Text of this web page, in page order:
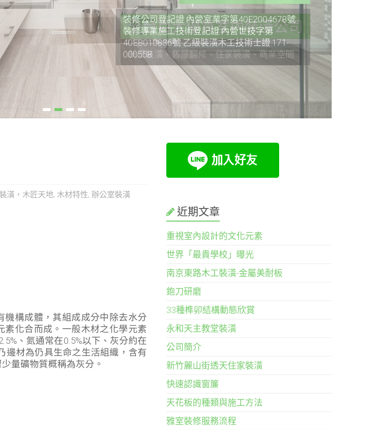
裝修公司登記證:內營室業字第40E2004678號
裝修專業施工技術登記證:內營世技字第
40EB010836號 乙級裝潢木工技術士證:171-
000558
潢，木匠天地, 木材特性, 辦公室裝潢
構成體，其組成成分中除去水分
素化合而成。一般木材之化學元素
、氮通常在0.5%以下、灰分約在
邊材為仍具生命之生活組織，含有
量礦物質概稱為灰分。
近期文章
重視室內設計的文化元素
世界「最貴學校」曝光
南京東路木工裝潢-金屬美耐板
鉋刀研磨
33種榫卯結構動態欣賞
永和天主教堂裝潢
公司簡介
新竹麗山街透天住家裝潢
快速認識窗簾
天花板的種類與施工方法
雅室裝修服務流程